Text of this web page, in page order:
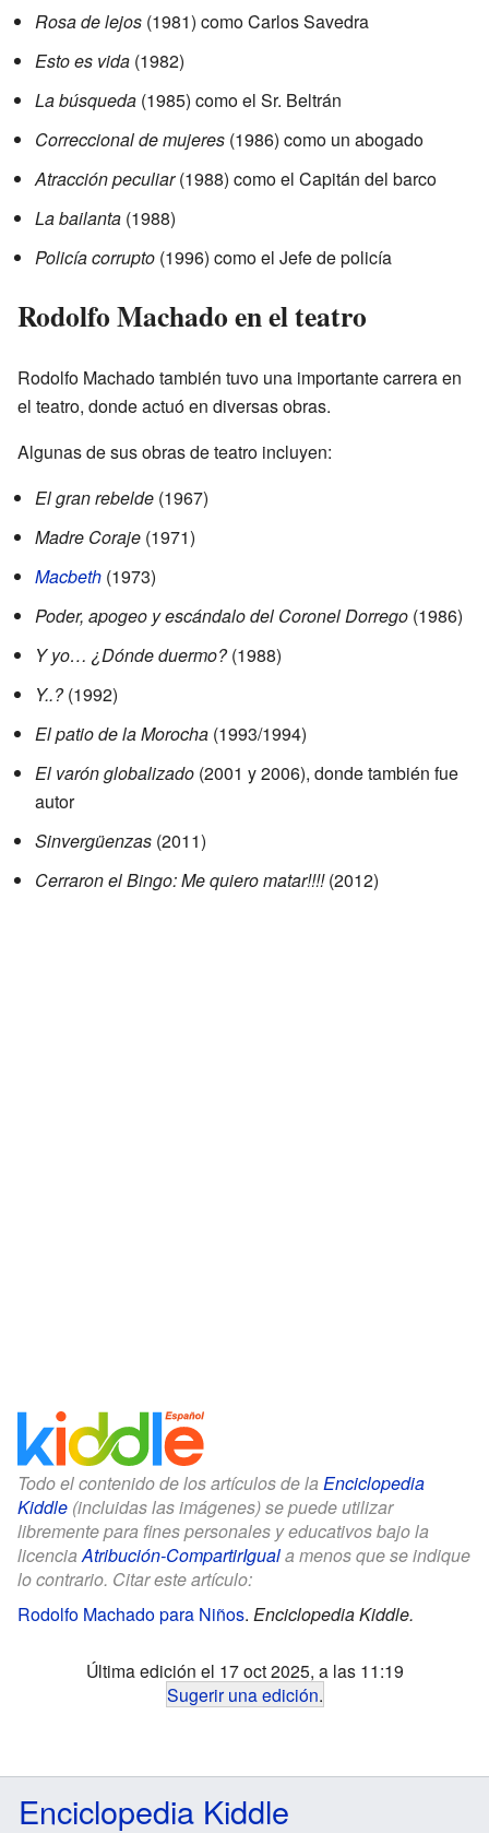
Rosa de lejos (1981) como Carlos Savedra
Esto es vida (1982)
La búsqueda (1985) como el Sr. Beltrán
Correccional de mujeres (1986) como un abogado
Atracción peculiar(1988) como el Capitán del barco
La bailanta (1988)
Policía corrupto (1996) como el Jefe de policía
Rodolfo Machado en el teatro
Rodolfo Machado también tuvo una importante carrera en
el teatro, donde actuó en diversas obras.
Algunas de sus obras de teatro incluyen:
El gran rebelde (1967)
Madre Coraje (1971)
Macbeth (1973)
Poder, apogeo y escándalo del Coronel Dorrego (1986)
Y yo… ¿Dónde duermo?(1988)
Y..?(1992)
El patio de la Morocha (1993/1994)
El varón globalizado (2001 y 2006), donde también fue
autor
Sinvergüenzas (2011)
Cerraron el Bingo: Me quiero matar!!!!(2012)
Todo el contenido de los artículos de la Enciclopedia
Kiddle (incluidas las imágenes) se puede utilizar
libremente para fines personales y educativos bajo la
licenciaAtribución-CompartirIguala menos que se indique
lo contrario. Citar este artículo:
Rodolfo Machado para Niños. Enciclopedia Kiddle.
Última edición el 17 oct 2025, a las 11:19
Sugerir una edición.
Enciclopedia Kiddle